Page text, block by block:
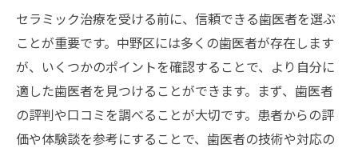
セラミック治療を受ける前に、信頼できる歯医者を選ぶ
ことが重要です。中野区には多くの歯医者が存在します
が、いくつかのポイントを確認することで、より自分に
適した歯医者を見つけることができます。まず、歯医者
の評判や口コミを調べることが大切です。患者からの評
価や体験談を参考にすることで、歯医者の技術や対応の